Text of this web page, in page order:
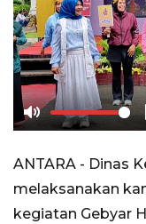
Mute
ANTARA - Dinas
melaksanakan
kegiatan Gebyar